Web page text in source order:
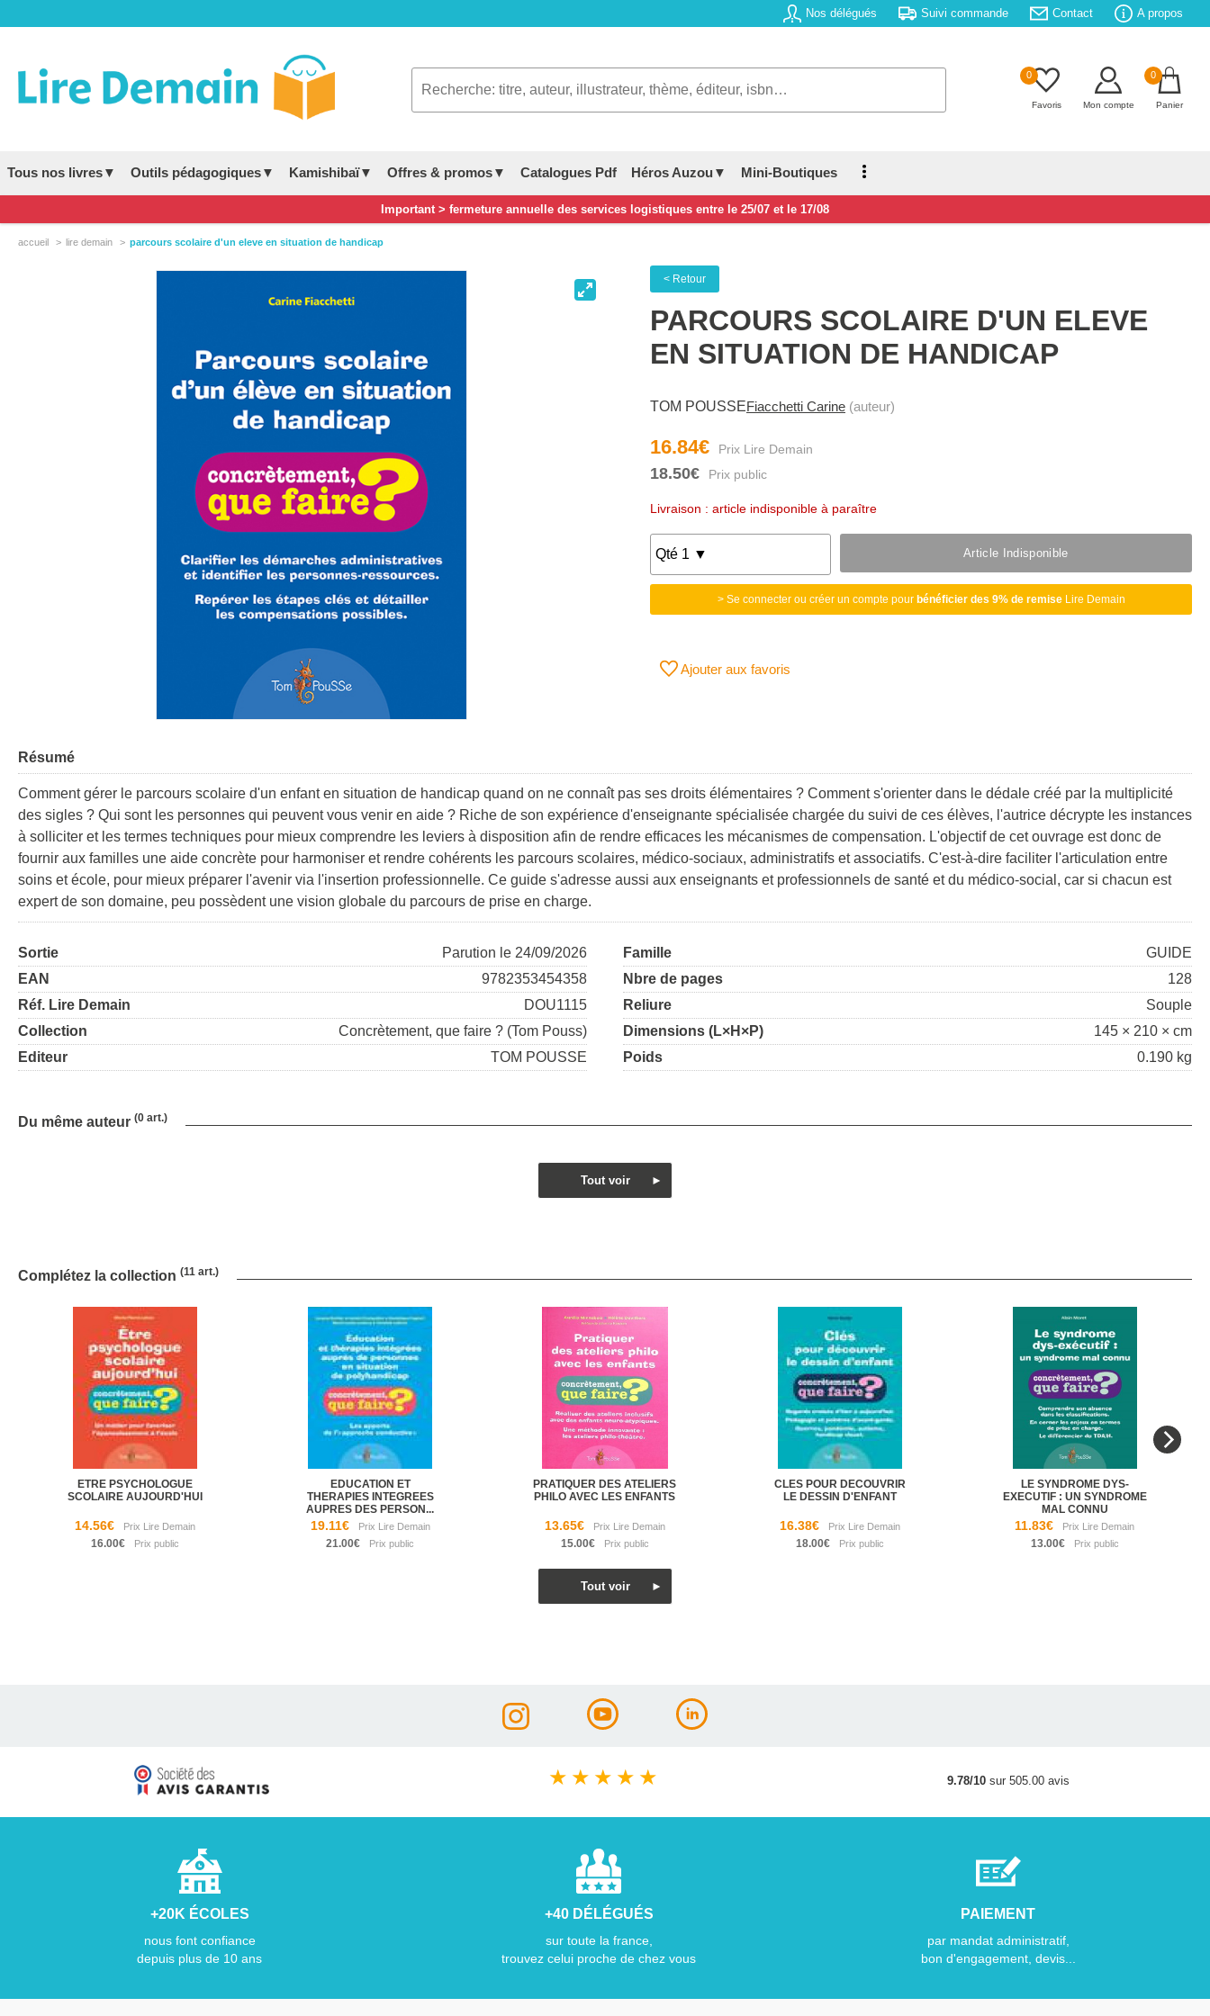
Nos délégués Suivi commande Contact A propos
0
Favoris Mon compte
0
Panier
Tous nos livres▼ Outils pédagogiques▼ Kamishibaï▼ Offres & promos▼ Catalogues Pdf Héros Auzou▼ Mini-Boutiques
Important > fermeture annuelle des services logistiques entre le 25/07 et le 17/08
accueil lire demain parcours scolaire d'un eleve en situation de handicap
< Retour
PARCOURS SCOLAIRE D'UN ELEVE
EN SITUATION DE HANDICAP
TOM POUSSEFiacchetti Carine (auteur)
16.84€
18.50€
Livraison : article indisponible à paraître
Article Indisponible
> Se connecter ou créer un compte pour bénéficier des 9% de remiseLire Demain
Ajouter aux favoris
Résumé
Comment gérer le parcours scolaire d'un enfant en situation de handicap quand on ne connaît pas ses droits élémentaires ? Comment s'orienter dans le dédale créé par la multiplicité
des sigles ? Qui sont les personnes qui peuvent vous venir en aide ? Riche de son expérience d'enseignante spécialisée chargée du suivi de ces élèves, l'autrice décrypte les instances
à solliciter et les termes techniques pour mieux comprendre les leviers à disposition afin de rendre efficaces les mécanismes de compensation. L'objectif de cet ouvrage est donc de
fournir aux familles une aide concrète pour harmoniser et rendre cohérents les parcours scolaires, médico-sociaux, administratifs et associatifs. C'est-à-dire faciliter l'articulation entre
soins et école, pour mieux préparer l'avenir via l'insertion professionnelle. Ce guide s'adresse aussi aux enseignants et professionnels de santé et du médico-social, car si chacun est
expert de son domaine, peu possèdent une vision globale du parcours de prise en charge.
Sortie
Parution le 24/09/2026
EAN
9782353454358
Réf. Lire Demain
DOU1115
Collection
Concrètement, que faire ? (Tom Pouss)
Editeur
TOM POUSSE
Famille
GUIDE
Nbre de pages
128
Reliure
Souple
Dimensions (L×H×P)
145 × 210 × cm
Poids
0.190 kg
Du même auteur (0 art.)
Complétez la collection (11 art.)
ETRE PSYCHOLOGUE
SCOLAIRE AUJOURD'HUI
14.56€
16.00€
EDUCATION ET
THERAPIES INTEGREES
AUPRES DES PERSON...
19.11€
21.00€
PRATIQUER DES ATELIERS
PHILO AVEC LES ENFANTS
13.65€
15.00€
CLES POUR DECOUVRIR
LE DESSIN D'ENFANT
16.38€
18.00€
LE SYNDROME DYS-
EXECUTIF : UN SYNDROME
MAL CONNU
11.83€
13.00€
★ ★ ★ ★ ★ 9.78/10sur 505.00 avis
+20K ÉCOLES
nous font confiance
depuis plus de 10 ans
+40 DÉLÉGUÉS
sur toute la france,
trouvez celui proche de chez vous
PAIEMENT
par mandat administratif,
bon d'engagement, devis...